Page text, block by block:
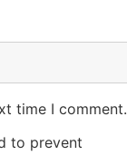
time I comment.
to prevent